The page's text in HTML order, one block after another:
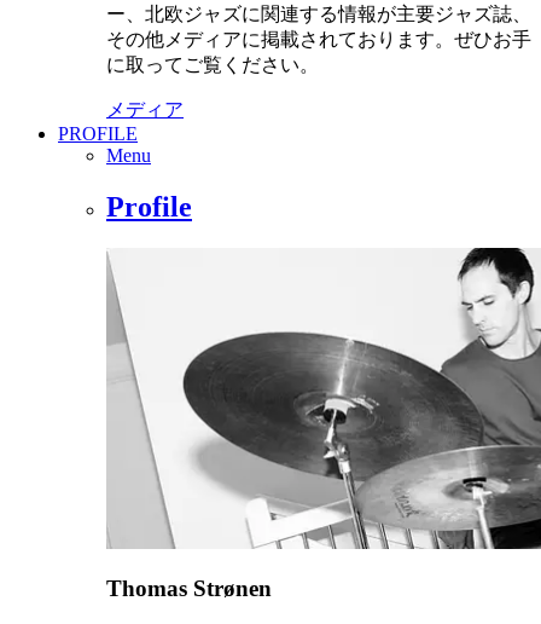
ー、北欧ジャズに関連する情報が主要ジャズ誌、
その他メディアに掲載されております。ぜひお手
に取ってご覧ください。
メディア
PROFILE
Menu
Profile
Thomas Strønen